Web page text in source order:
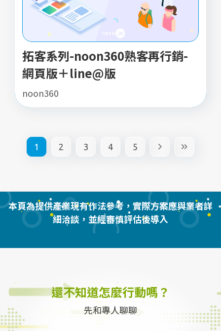
拓客系列-noon360熟客再行銷-
網頁版＋line@版
noon360
1 2 3 4 5
本頁為提供產業現有作法參考，實際方案應與業者詳
細洽談，並經審慎評估後導入
還不知道怎麼行動嗎？
先和專人聊聊